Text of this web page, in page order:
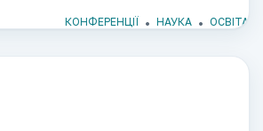
КОНФЕРЕНЦІЇ НАУКА ОСВІТА